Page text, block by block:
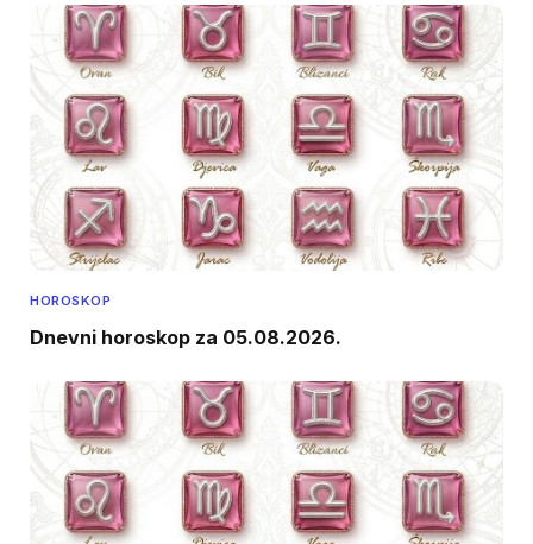
HOROSKOP
Dnevni horoskop za 05.08.2026.